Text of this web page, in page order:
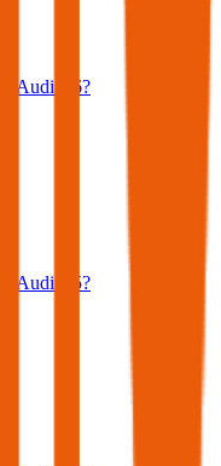
Audi A6?
Audi A5?